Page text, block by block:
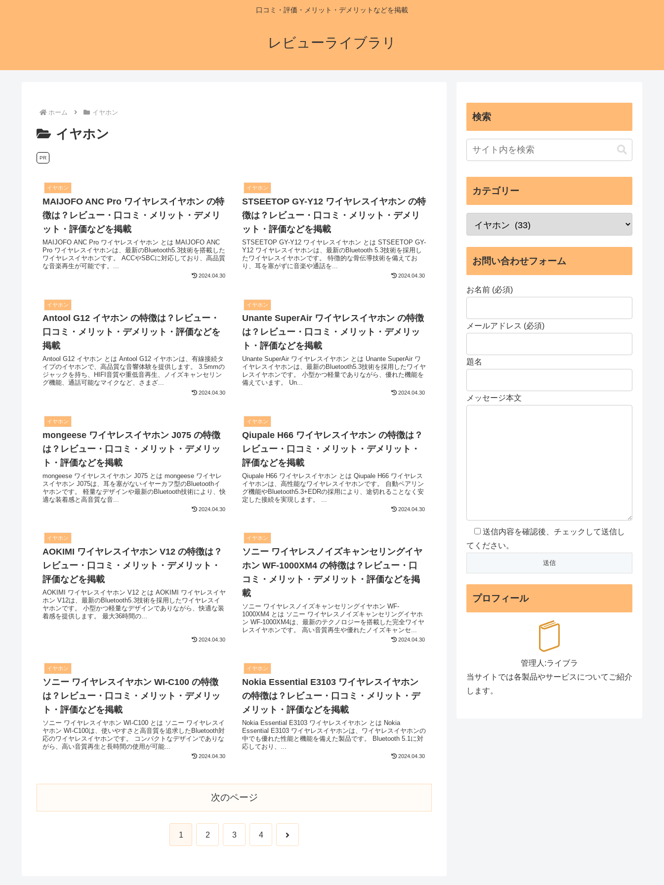
口コミ・評価・メリット・デメリットなどを掲載
レビューライブラリ
ホーム イヤホン
イヤホン
PR
イヤホン
MAIJOFO ANC Pro ワイヤレスイヤホン の特
徴は？レビュー・口コミ・メリット・デメリ
ット・評価などを掲載
MAIJOFO ANC Pro ワイヤレスイヤホン とは MAIJOFO ANC
Pro ワイヤレスイヤホンは、最新のBluetooth5.3技術を搭載した
ワイヤレスイヤホンです。 ACCやSBCに対応しており、高品質
な音楽再生が可能です。...
2024.04.30
イヤホン
STSEETOP GY-Y12 ワイヤレスイヤホン の特
徴は？レビュー・口コミ・メリット・デメリ
ット・評価などを掲載
STSEETOP GY-Y12 ワイヤレスイヤホン とは STSEETOP GY-
Y12 ワイヤレスイヤホンは、最新のBluetooth 5.3技術を採用し
たワイヤレスイヤホンです。 特徴的な骨伝導技術を備えてお
り、耳を塞がずに音楽や通話を...
2024.04.30
イヤホン
Antool G12 イヤホン の特徴は？レビュー・
口コミ・メリット・デメリット・評価などを
掲載
Antool G12 イヤホン とは Antool G12 イヤホンは、有線接続タ
イプのイヤホンで、高品質な音響体験を提供します。 3.5mmの
ジャックを持ち、HIFI音質や重低音再生、ノイズキャンセリン
グ機能、通話可能なマイクなど、さまざ...
2024.04.30
イヤホン
Unante SuperAir ワイヤレスイヤホン の特徴
は？レビュー・口コミ・メリット・デメリッ
ト・評価などを掲載
Unante SuperAir ワイヤレスイヤホン とは Unante SuperAir ワ
イヤレスイヤホンは、最新のBluetooth5.3技術を採用したワイヤ
レスイヤホンです。 小型かつ軽量でありながら、優れた機能を
備えています。 Un...
2024.04.30
イヤホン
mongeese ワイヤレスイヤホン J075 の特徴
は？レビュー・口コミ・メリット・デメリッ
ト・評価などを掲載
mongeese ワイヤレスイヤホン J075 とは mongeese ワイヤレ
スイヤホン J075は、耳を塞がないイヤーカフ型のBluetoothイ
ヤホンです。 軽量なデザインや最新のBluetooth技術により、快
適な装着感と高音質な音...
2024.04.30
イヤホン
Qiupale H66 ワイヤレスイヤホン の特徴は？
レビュー・口コミ・メリット・デメリット・
評価などを掲載
Qiupale H66 ワイヤレスイヤホン とは Qiupale H66 ワイヤレス
イヤホンは、高性能なワイヤレスイヤホンです。 自動ペアリン
グ機能やBluetooth5.3+EDRの採用により、途切れることなく安
定した接続を実現します。 ...
2024.04.30
イヤホン
AOKIMI ワイヤレスイヤホン V12 の特徴は？
レビュー・口コミ・メリット・デメリット・
評価などを掲載
AOKIMI ワイヤレスイヤホン V12 とは AOKIMI ワイヤレスイヤ
ホン V12は、最新のBluetooth5.3技術を採用したワイヤレスイ
ヤホンです。 小型かつ軽量なデザインでありながら、快適な装
着感を提供します。 最大36時間の...
2024.04.30
イヤホン
ソニー ワイヤレスノイズキャンセリングイヤ
ホン WF-1000XM4 の特徴は？レビュー・口
コミ・メリット・デメリット・評価などを掲
載
ソニー ワイヤレスノイズキャンセリングイヤホン WF-
1000XM4 とは ソニー ワイヤレスノイズキャンセリングイヤホ
ン WF-1000XM4は、最新のテクノロジーを搭載した完全ワイヤ
レスイヤホンです。 高い音質再生や優れたノイズキャンセ...
2024.04.30
イヤホン
ソニー ワイヤレスイヤホン WI-C100 の特徴
は？レビュー・口コミ・メリット・デメリッ
ト・評価などを掲載
ソニー ワイヤレスイヤホン WI-C100 とは ソニー ワイヤレスイ
ヤホン WI-C100は、使いやすさと高音質を追求したBluetooth対
応のワイヤレスイヤホンです。 コンパクトなデザインでありな
がら、高い音質再生と長時間の使用が可能...
2024.04.30
イヤホン
Nokia Essential E3103 ワイヤレスイヤホン
の特徴は？レビュー・口コミ・メリット・デ
メリット・評価などを掲載
Nokia Essential E3103 ワイヤレスイヤホン とは Nokia
Essential E3103 ワイヤレスイヤホンは、ワイヤレスイヤホンの
中でも優れた性能と機能を備えた製品です。 Bluetooth 5.1に対
応しており、...
2024.04.30
次のページ
1 2 3 4 次
検索
カテゴリー
お問い合わせフォーム
お名前 (必須)
メールアドレス (必須)
題名
メッセージ本文
送信内容を確認後、チェックして送信し
てください。
プロフィール
管理人:ライブラ
当サイトでは各製品やサービスについてご紹介
します。